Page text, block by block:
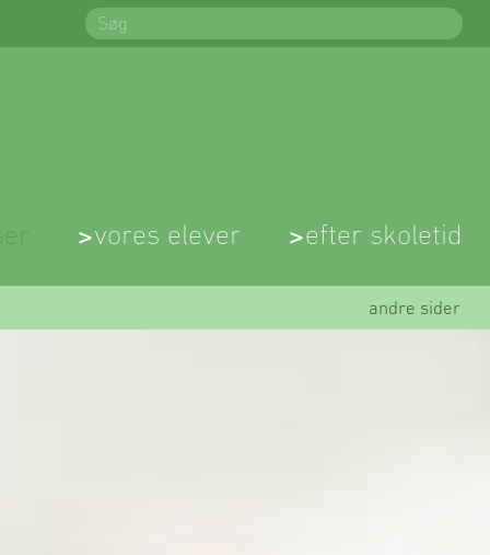
Søg
Søg
vores elever efter skoletid
andre sider